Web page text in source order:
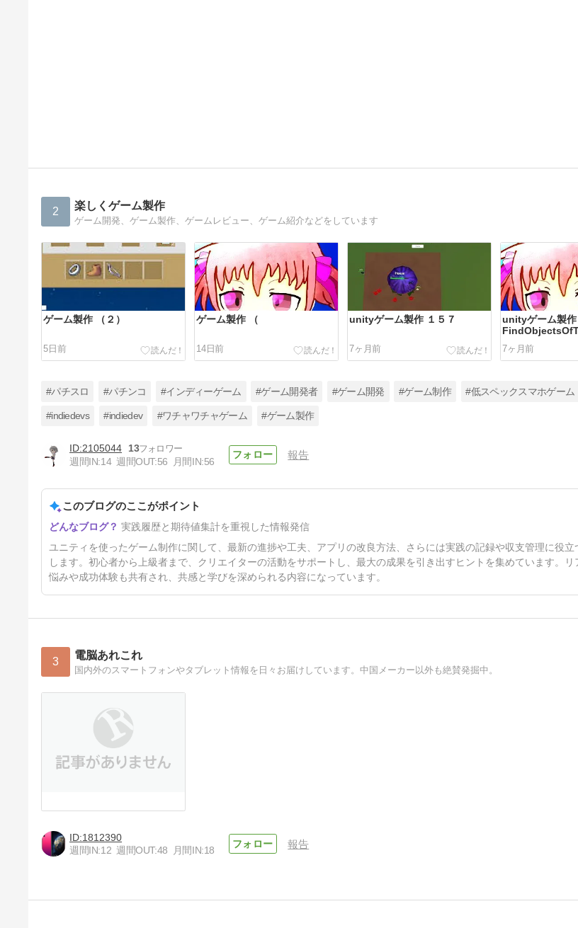
2 楽しくゲーム製作
ゲーム開発、ゲーム製作、ゲームレビュー、ゲーム紹介などをしています
ゲーム製作 （２）
5日前
ゲーム製作 （
14日前
unityゲーム製作 １５７
7ヶ月前
unityゲーム製作
7ヶ月前
unityゲーム製作 １５５
#パチスロ #パチンコ #インディーゲーム #ゲーム開発者 #ゲーム開発 #ゲーム制作 #低スペックスマホゲーム
#indiedevs #indiedev #ワチャワチャゲーム #ゲーム製作
2105044
13
週間IN:14 週間OUT:56 月間IN:56
報告
このブログのここがポイント
実践履歴と期待値集計を重視した情報発信
ユニティを使ったゲーム制作に関して、最新の進捗や工夫、アプリの改良方法、さらには実践の記録や収支管理に役立
します。初心者から上級者まで、クリエイターの活動をサポートし、最大の成果を引き出すヒントを集めています。リ
悩みや成功体験も共有され、共感と学びを深められる内容になっています。
3 電脳あれこれ
国内外のスマートフォンやタブレット情報を日々お届けしています。中国メーカー以外も絶賛発掘中。
1812390
週間IN:12 週間OUT:48 月間IN:18
報告